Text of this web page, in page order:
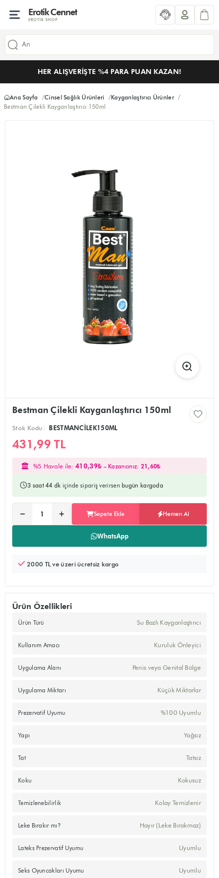
Erotik Cennet
EROTIK SHOP
HER ALIŞVERIŞTE %4 PARA PUAN KAZAN!
Ana Sayfa Cinsel Sağlık Ürünleri
Kayganlaştırıcı Ürünler
Bestman Çilekli Kayganlaştırıcı 150ml
Bestman Çilekli Kayganlaştırıcı 150ml
Stok Kodu: BESTMANCILEK150ML
431,99 TL
%5 Havale ile:410,39₺ – Kazancınız: 21,60₺
3 saat 44 dk içinde sipariş verirsen bugün kargoda
Adet:
− + Sepete Ekle Hemen Al
WhatsApp
Ürünü sepete ekler, alışverişe devam edebilirsiniz
Doğrudan ödeme sayfasına yönlendirir
2000 TL ve üzeri ücretsiz kargo
Ürün Özellikleri
Ürün Türü Su Bazlı Kayganlaştırıcı
Kullanım Amacı Kuruluk Önleyici
Uygulama Alanı Penis veya Genital Bölge
Uygulama Miktarı Küçük Miktarlar
Prezervatif Uyumu %100 Uyumlu
Yapı Yağsız
Tat Tatsız
Koku Kokusuz
Temizlenebilirlik Kolay Temizlenir
Leke Bırakır mı? Hayır (Leke Bırakmaz)
Lateks Prezervatif Uyumu Uyumlu
Seks Oyuncakları Uyumu Uyumlu